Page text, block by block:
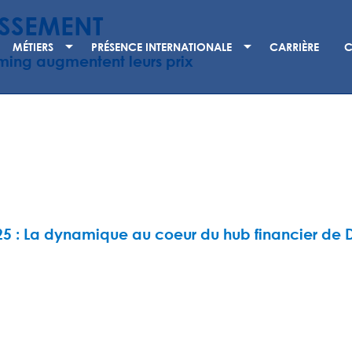
MÉTIERS PRÉSENCE INTERNATIONALE CARRIÈRE
augmentent leurs prix
: La dynamique au coeur du hub financier de